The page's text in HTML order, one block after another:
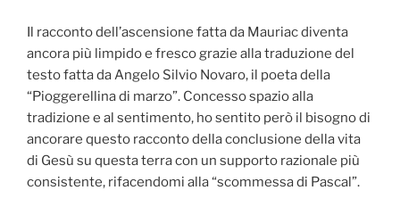
Il racconto dell’ascensione fatta da Mauriac diventa
ancora più limpido e fresco grazie alla traduzione del
testo fatta da Angelo Silvio Novaro, il poeta della
“Pioggerellina di marzo”. Concesso spazio alla
tradizione e al sentimento, ho sentito però il bisogno di
ancorare questo racconto della conclusione della vita
di Gesù su questa terra con un supporto razionale più
consistente, rifacendomi alla “scommessa di Pascal”.